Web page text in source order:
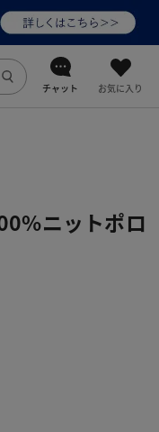
チャット お気に入り
ニットポロ